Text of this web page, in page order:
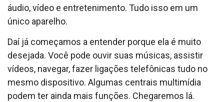
áudio, vídeo e entretenimento. Tudo isso em um
único aparelho.
Daí já começamos a entender porque ela é muito
desejada. Você pode ouvir suas músicas, assistir
vídeos, navegar, fazer ligações telefônicas tudo no
mesmo dispositivo. Algumas centrais multimídia
podem ter ainda mais funções. Chegaremos lá.